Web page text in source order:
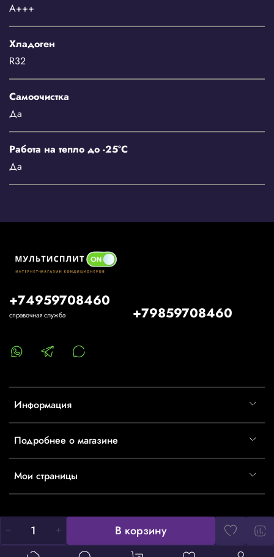
В корзину
A+++
Хладоген
R32
Самоочистка
Да
Работа на тепло до -25°C
Да
Информация
Подробнее о магазине
Мои страницы
+74959708460
справочная служба +79859708460